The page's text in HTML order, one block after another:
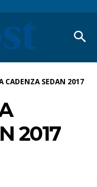
CADENZA SEDAN 2017
2017